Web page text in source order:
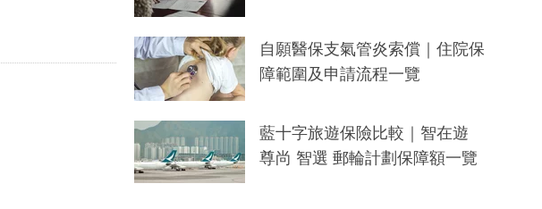
自願醫保支氣管炎索償｜住院保
障範圍及申請流程一覽
藍十字旅遊保險比較｜智在遊
尊尚 智選 郵輪計劃保障額一覽